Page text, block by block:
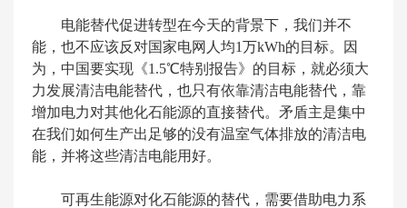
电能替代促进转型在今天的背景下，我们并不
能，也不应该反对国家电网人均1万kWh的目标。因
为，中国要实现《1.5℃特别报告》的目标，就必须大
力发展清洁电能替代，也只有依靠清洁电能替代，靠
增加电力对其他化石能源的直接替代。矛盾主是集中
在我们如何生产出足够的没有温室气体排放的清洁电
能，并将这些清洁电能用好。
可再生能源对化石能源的替代，需要借助电力系